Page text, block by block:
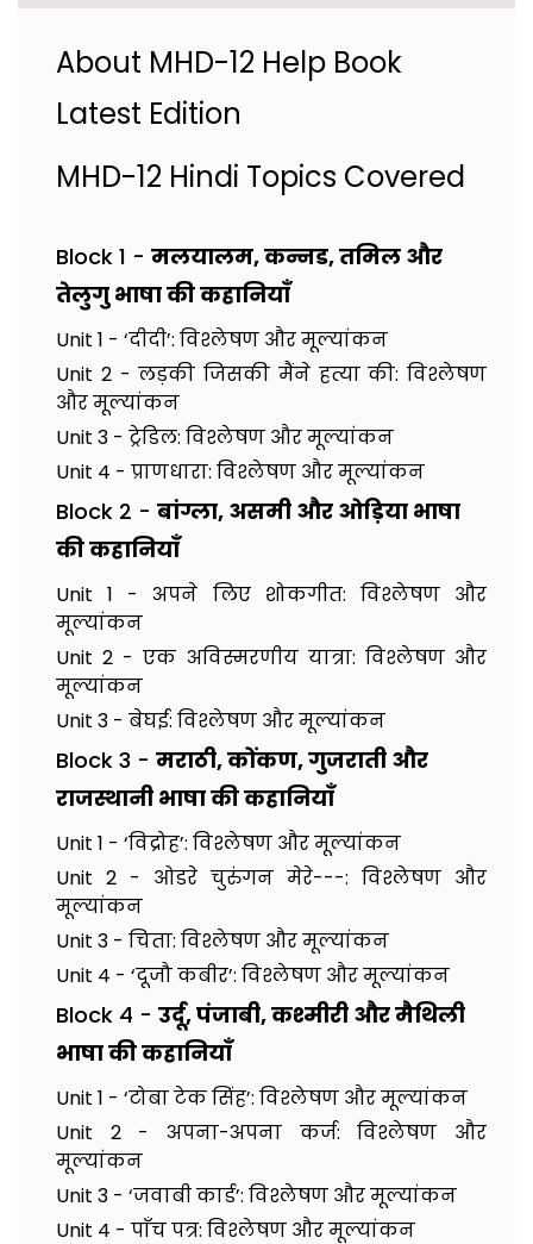
About MHD-12 Help Book
Latest Edition
MHD-12 Hindi Topics Covered
Block 1 - मलयालम, कन्नड, तमिल और
तेलुगु भाषा की कहानियाँ
Unit 1 - ‘दीदी’: विश्लेषण और मूल्यांकन
Unit 2 - लड़की जिसकी मैंने हत्या की: विश्लेषण
और मूल्यांकन
Unit 3 - ट्रेडिल: विश्लेषण और मूल्यांकन
Unit 4 - प्राणधारा: विश्लेषण और मूल्यांकन
Block 2 - बांग्ला, असमी और ओड़िया भाषा
की कहानियाँ
Unit 1 - अपने लिए शोकगीत: विश्लेषण और
मूल्यांकन
Unit 2 - एक अविस्मरणीय यात्रा: विश्लेषण और
मूल्यांकन
Unit 3 - बेघई: विश्लेषण और मूल्यांकन
Block 3 - मराठी, कोंकण, गुजराती और
राजस्थानी भाषा की कहानियाँ
Unit 1 - ‘विद्रोह’: विश्लेषण और मूल्यांकन
Unit 2 - ओडरे चुरुंगन मेरे---: विश्लेषण और
मूल्यांकन
Unit 3 - चिता: विश्लेषण और मूल्यांकन
Unit 4 - ‘दूजौ कबीर’: विश्लेषण और मूल्यांकन
Block 4 - उर्दू, पंजाबी, कश्मीरी और मैथिली
भाषा की कहानियाँ
Unit 1 - ‘टोबा टेक सिंह’: विश्लेषण और मूल्यांकन
Unit 2 - अपना-अपना कर्ज: विश्लेषण और
मूल्यांकन
Unit 3 - ‘जवाबी कार्ड’: विश्लेषण और मूल्यांकन
Unit 4 - पाँच पत्र: विश्लेषण और मूल्यांकन